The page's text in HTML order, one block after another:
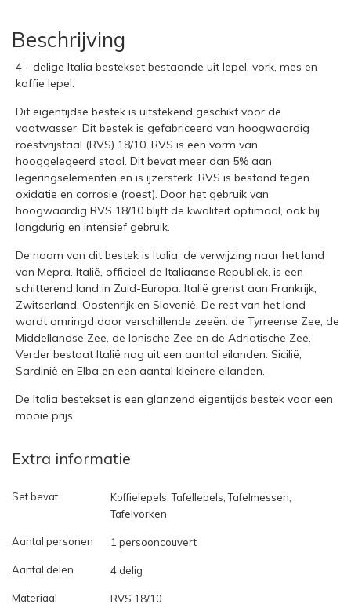
Beschrijving
4 - delige Italia bestekset bestaande uit lepel, vork, mes en
koffie lepel.
Dit eigentijdse bestek is uitstekend geschikt voor de
vaatwasser. Dit bestek is gefabriceerd van hoogwaardig
roestvrijstaal (RVS) 18/10. RVS is een vorm van
hooggelegeerd staal. Dit bevat meer dan 5% aan
legeringselementen en is ijzersterk. RVS is bestand tegen
oxidatie en corrosie (roest). Door het gebruik van
hoogwaardig RVS 18/10 blijft de kwaliteit optimaal, ook bij
langdurig en intensief gebruik.
De naam van dit bestek is Italia, de verwijzing naar het land
van Mepra. Italië, officieel de Italiaanse Republiek, is een
schitterend land in Zuid-Europa. Italië grenst aan Frankrijk,
Zwitserland, Oostenrijk en Slovenië. De rest van het land
wordt omringd door verschillende zeeën: de Tyrreense Zee, de
Middellandse Zee, de Ionische Zee en de Adriatische Zee.
Verder bestaat Italië nog uit een aantal eilanden: Sicilië,
Sardinië en Elba en een aantal kleinere eilanden.
De Italia bestekset is een glanzend eigentijds bestek voor een
mooie prijs.
Extra informatie
Set bevat
Koffielepels, Tafellepels, Tafelmessen,
Tafelvorken
Aantal personen 1 persooncouvert
Aantal delen 4 delig
Materiaal RVS 18/10